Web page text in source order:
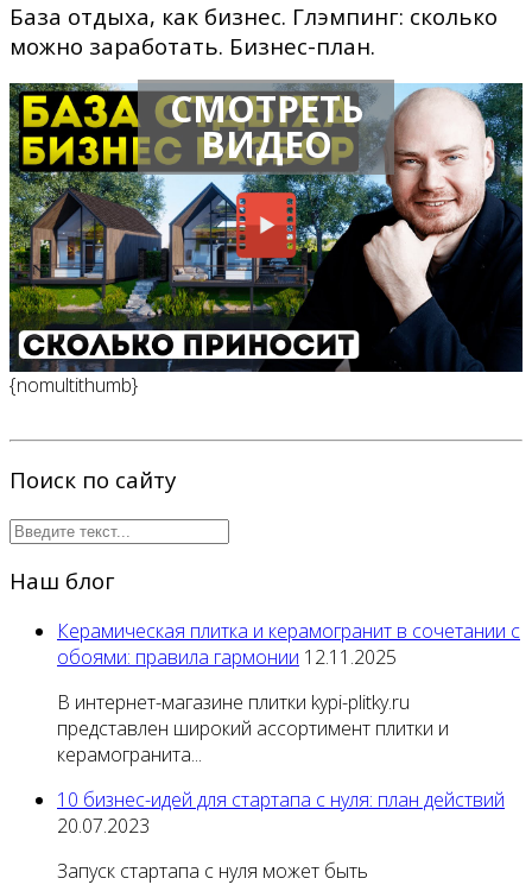
База отдыха, как бизнес. Глэмпинг: сколько
можно заработать. Бизнес-план.
СМОТРЕТЬ
ВИДЕО
{nomultithumb}
Поиск по сайту
Наш блог
Керамическая плитка и керамогранит в сочетании с
обоями: правила гармонии 12.11.2025
В интернет-магазине плитки kypi-plitky.ru
представлен широкий ассортимент плитки и
керамогранита...
10 бизнес-идей для стартапа с нуля: план действий
20.07.2023
Запуск стартапа с нуля может быть